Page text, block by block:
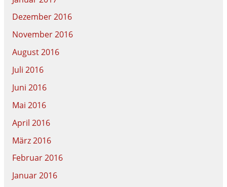
Dezember 2016
November 2016
August 2016
Juli 2016
Juni 2016
Mai 2016
April 2016
März 2016
Februar 2016
Januar 2016